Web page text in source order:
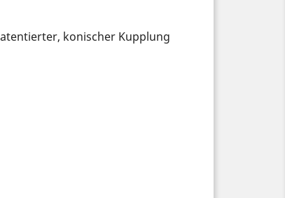
konischer Kupplung